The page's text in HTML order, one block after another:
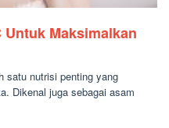
Maksimalkan
satu nutrisi penting yang
Dikenal juga sebagai asam